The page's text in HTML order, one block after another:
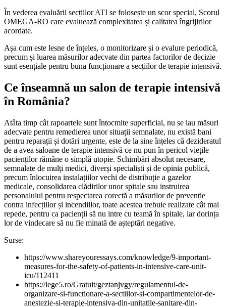
În vederea evaluării secțiilor ATI se folosește un scor special, Scorul
OMEGA-RO care evaluează complexitatea și calitatea îngrijirilor
acordate.
Așa cum este lesne de înțeles, o monitorizare și o evalure periodică,
precum și luarea măsurilor adecvate din partea factorilor de decizie
sunt esențiale pentru buna funcționare a secțiilor de terapie intensivă.
Ce înseamnă un salon de terapie intensivă
în România?
Atâta timp cât rapoartele sunt întocmite superficial, nu se iau măsuri
adecvate pentru remedierea unor situații semnalate, nu există bani
pentru reparații și dotări urgente, este de la sine înțeles că dezideratul
de a avea saloane de terapie intensivă ce nu pun în pericol viețile
pacienților rămâne o simplă utopie. Schimbări absolut necesare,
semnalate de mulți medici, diverși specialiști și de opinia publică,
precum înlocuirea instalațiilor vechi de distribuție a gazelor
medicale, consolidarea clădirilor unor spitale sau instruirea
personalului pentru respectarea corectă a măsurilor de prevenție
contra infecțiilor și incendiilor, toate acestea trebuie realizate cât mai
repede, pentru ca pacienții să nu intre cu teamă în spitale, iar dorința
lor de vindecare să nu fie minată de așteptări negative.
Surse:
https://www.shareyouressays.com/knowledge/9-important-
measures-for-the-safety-of-patients-in-intensive-care-unit-
icu/112411
https://lege5.ro/Gratuit/geztanjvgy/regulamentul-de-
organizare-si-functionare-a-sectiilor-si-compartimentelor-de-
anestezie-si-terapie-intensiva-din-unitatile-sanitare-din-